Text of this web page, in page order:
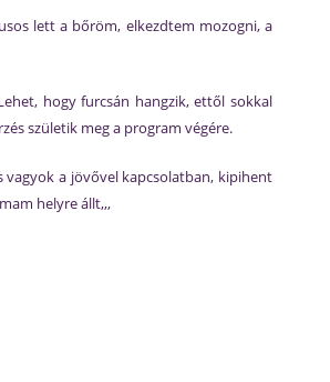
lett a bőröm, elkezdtem mozogni, a
hogy furcsán hangzik, ettől sokkal
születik meg a program végére.
vagyok a jövővel kapcsolatban, kipihent
helyre állt,,,